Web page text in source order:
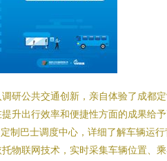
研公共交通创新，亲自体验了成都
升出行效率和便捷性方面的成果给
制巴士调度中心，详细了解车辆运行
物联网技术，实时采集车辆位置、